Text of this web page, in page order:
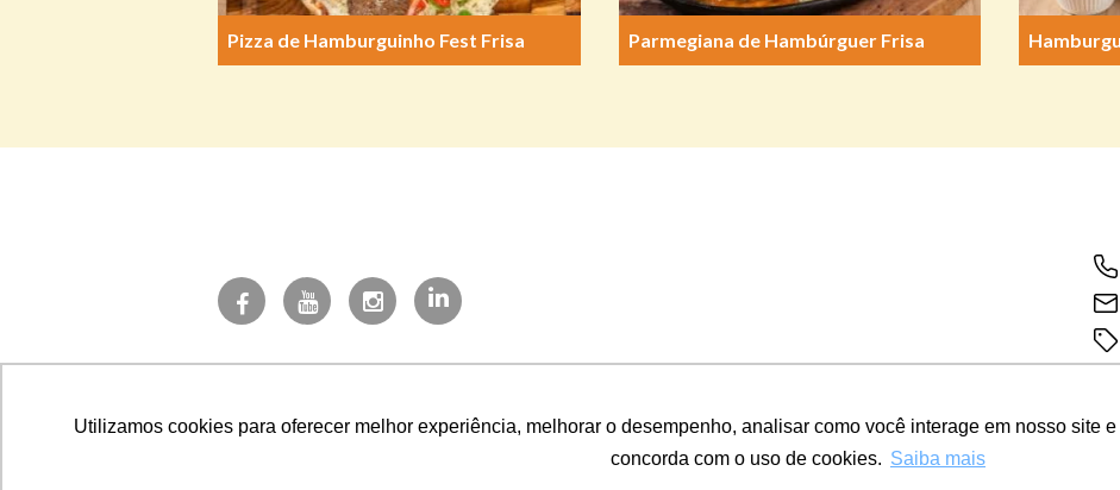
Utilizamos cookies para oferecer melhor experiência, melhorar o desempenho, analisar como você interage em nosso site
concorda com o uso de cookies. Saiba mais
Pizza de Hamburguinho Fest Frisa Parmegiana de Hambúrguer Frisa
CNPJ 27.497.684/0001-35 · Av. Fioravante Rossi, 400, Honório Fraga, Colatina - ES, Brasil,